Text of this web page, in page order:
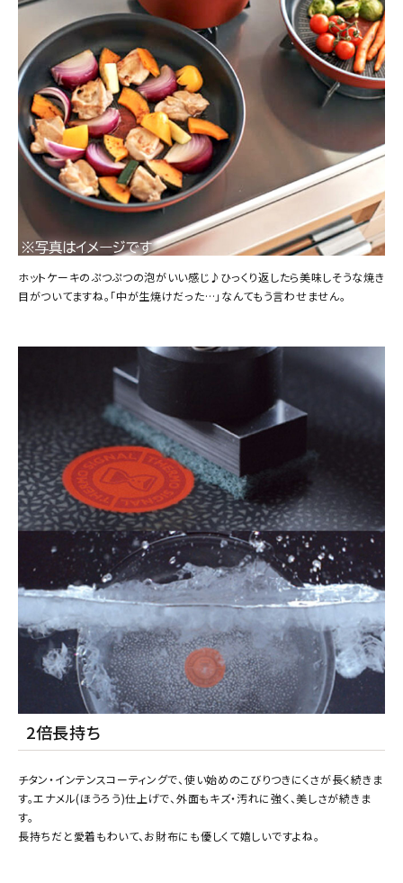
ホットケーキのぷつぷつの泡がいい感じ♪ひっくり返したら美味しそうな焼き
目がついてますね。「中が生焼けだった…」なんてもう言わせません。
2倍長持ち
チタン・インテンスコーティングで、使い始めのこびりつきにくさが長く続きま
す。エナメル(ほうろう)仕上げで、外面もキズ・汚れに強く、美しさが続きま
す。
長持ちだと愛着もわいて、お財布にも優しくて嬉しいですよね。